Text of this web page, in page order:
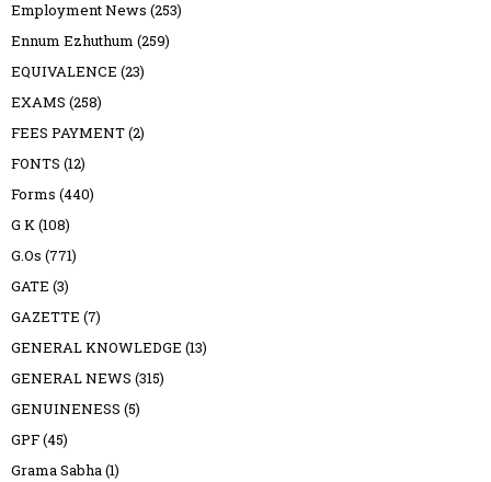
Employment News (253)
Ennum Ezhuthum (259)
EQUIVALENCE (23)
EXAMS (258)
FEES PAYMENT(2)
FONTS (12)
Forms (440)
G K(108)
G.Os (771)
GATE (3)
GAZETTE (7)
GENERAL KNOWLEDGE (13)
GENERAL NEWS (315)
GENUINENESS (5)
GPF(45)
Grama Sabha(1)